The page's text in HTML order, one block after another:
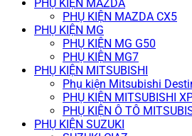
PHỤ KIỆN MAZDA
PHỤ KIỆN MAZDA CX5
PHỤ KIỆN MG
PHỤ KIỆN MG G50
PHỤ KIỆN MG7
PHỤ KIỆN MITSUBISHI
Phụ kiện Mitsubishi
PHỤ KIỆN MITSUBISHI
PHỤ KIỆN Ô TÔ
PHỤ KIỆN SUZUKI